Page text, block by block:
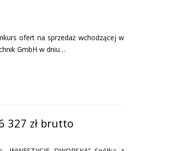
ofert na sprzedaż wchodzącej w
GmbH w dniu…
327 zł brutto